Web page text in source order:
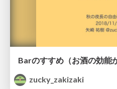
Barのすすめ（お酒の効能
zucky_zakizaki